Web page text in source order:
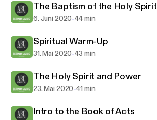
The Baptism of the Holy Spirit
6. Juni 2020-44 min
Spiritual Warm-Up
31. Mai 2020-43 min
The Holy Spirit and Power
23. Mai 2020-41 min
Intro to the Book of Acts